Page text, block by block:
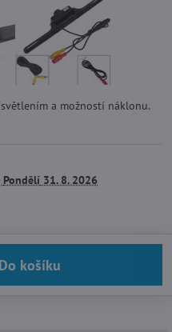
a možností náklonu.
Pondělí 31. 8. 2026
Do košíku